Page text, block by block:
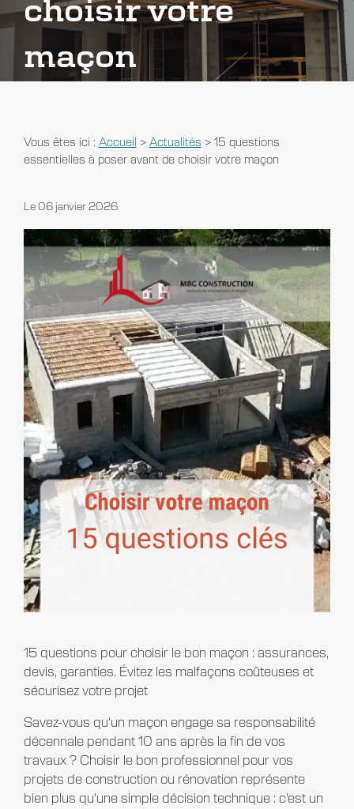
choisir votre
maçon
Vous êtes ici : Accueil > Actualités > 15 questions
essentielles à poser avant de choisir votre maçon
Le 06 janvier 2026
15 questions pour choisir le bon maçon : assurances,
devis, garanties. Évitez les malfaçons coûteuses et
sécurisez votre projet
Savez-vous qu'un maçon engage sa responsabilité
décennale pendant 10 ans après la fin de vos
travaux ? Choisir le bon professionnel pour vos
projets de construction ou rénovation représente
bien plus qu'une simple décision technique : c'est un